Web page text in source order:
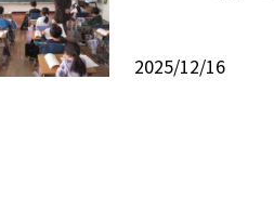
2025/12/16